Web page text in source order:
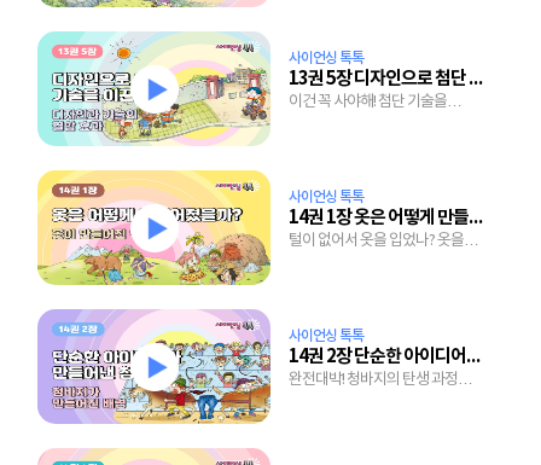
사이언싱 톡톡
13권 5장 디자인으로 첨단 기술을 이끈다
이건 꼭 사야해! 첨단 기술을
사이언싱 톡톡
14권 1장 옷은 어떻게 만들어졌을까?
털이 없어서 옷을 입었나? 옷을
사이언싱 톡톡
14권 2장 단순한 아이디어가 만들어낸 청바지
완전대박! 청바지의 탄생 과정과